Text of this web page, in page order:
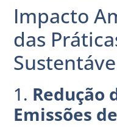
Impacto
das
1. Redução
Emissões